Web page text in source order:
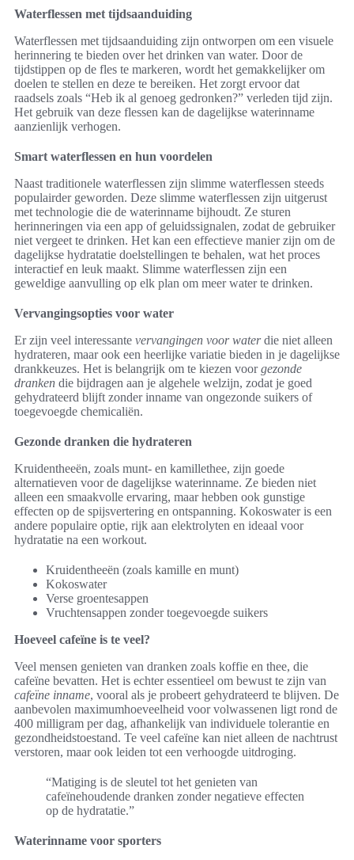
Waterflessen met tijdsaanduiding
Waterflessen met tijdsaanduiding zijn ontworpen om een visuele
herinnering te bieden over het drinken van water. Door de
tijdstippen op de fles te markeren, wordt het gemakkelijker om
doelen te stellen en deze te bereiken. Het zorgt ervoor dat
raadsels zoals “Heb ik al genoeg gedronken?” verleden tijd zijn.
Het gebruik van deze flessen kan de dagelijkse waterinname
aanzienlijk verhogen.
Smart waterflessen en hun voordelen
Naast traditionele waterflessen zijn slimme waterflessen steeds
populairder geworden. Deze slimme waterflessen zijn uitgerust
met technologie die de waterinname bijhoudt. Ze sturen
herinneringen via een app of geluidssignalen, zodat de gebruiker
niet vergeet te drinken. Het kan een effectieve manier zijn om de
dagelijkse hydratatie doelstellingen te behalen, wat het proces
interactief en leuk maakt. Slimme waterflessen zijn een
geweldige aanvulling op elk plan om meer water te drinken.
Vervangingsopties voor water
Er zijn veel interessante vervangingen voor waterdie niet alleen
hydrateren, maar ook een heerlijke variatie bieden in je dagelijkse
drankkeuzes. Het is belangrijk om te kiezen voorgezonde
dranken die bijdragen aan je algehele welzijn, zodat je goed
gehydrateerd blijft zonder inname van ongezonde suikers of
toegevoegde chemicaliën.
Gezonde dranken die hydrateren
Kruidentheeën, zoals munt- en kamillethee, zijn goede
alternatieven voor de dagelijkse waterinname. Ze bieden niet
alleen een smaakvolle ervaring, maar hebben ook gunstige
effecten op de spijsvertering en ontspanning. Kokoswater is een
andere populaire optie, rijk aan elektrolyten en ideaal voor
hydratatie na een workout.
Kruidentheeën (zoals kamille en munt)
Kokoswater
Verse groentesappen
Vruchtensappen zonder toegevoegde suikers
Hoeveel cafeïne is te veel?
Veel mensen genieten van dranken zoals koffie en thee, die
cafeïne bevatten. Het is echter essentieel om bewust te zijn van
cafeïne inname, vooral als je probeert gehydrateerd te blijven. De
aanbevolen maximumhoeveelheid voor volwassenen ligt rond de
400 milligram per dag, afhankelijk van individuele tolerantie en
gezondheidstoestand. Te veel cafeïne kan niet alleen de nachtrust
verstoren, maar ook leiden tot een verhoogde uitdroging.
“Matiging is de sleutel tot het genieten van
cafeïnehoudende dranken zonder negatieve effecten
op de hydratatie.”
Waterinname voor sporters